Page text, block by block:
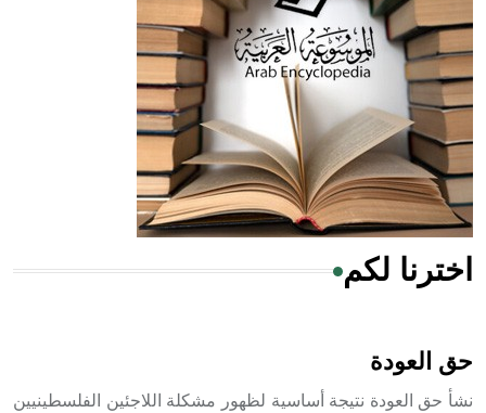
له الفضل بأنه حرر الطب من الدين والفلسفة.
- هل تعلم أن المرجان إفراز حيواني يتكون في البحر ويتركب
من مادة كربونات الكلسيوم، وهو أحمر أو شديد الحمرة وهو
أجود أنواعه، ويمتاز بكبر الحجم ويسمى الش
هل تعلم أن الأبسيد كلمة فرنسية اللفظ تم اعتمادها مصطلحاً
اخترنا لكم
حق العودة
نشأ حق العودة نتيجة أساسية لظهور مشكلة اللاجئين الفلسطينيين